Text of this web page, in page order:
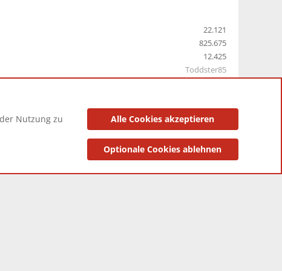
22.121
825.675
12.425
Toddster85
Datenschutzerklärung Impressum
Nutzung zu
Alle Cookies akzeptieren
Optionale Cookies ablehnen